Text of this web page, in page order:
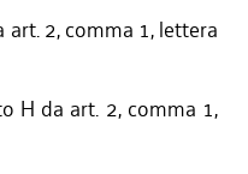
2, comma 1, lettera
H da art. 2, comma 1,